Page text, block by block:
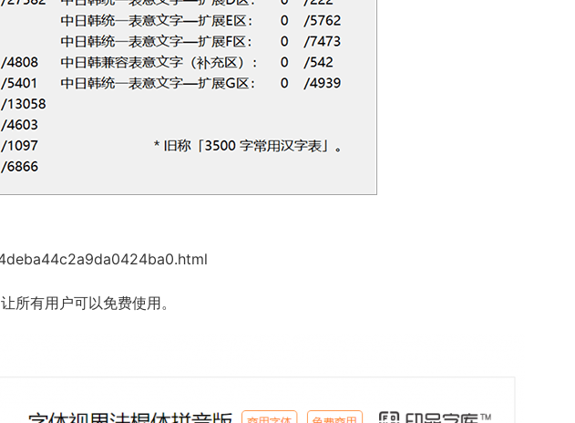
所有用户可以免费使用。